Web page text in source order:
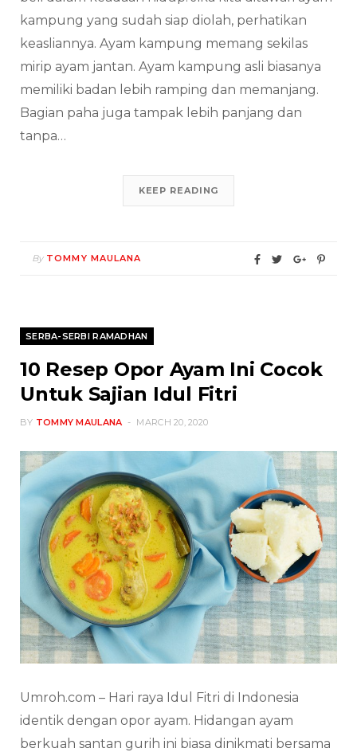
kampung yang sudah siap diolah, perhatikan
keasliannya. Ayam kampung memang sekilas
mirip ayam jantan. Ayam kampung asli biasanya
memiliki badan lebih ramping dan memanjang.
Bagian paha juga tampak lebih panjang dan
tanpa…
KEEP READING
By TOMMY MAULANA
SERBA-SERBI RAMADHAN
10 Resep Opor Ayam Ini Cocok
Untuk Sajian Idul Fitri
BY TOMMY MAULANA MARCH 20, 2020
Umroh.com – Hari raya Idul Fitri di Indonesia
identik dengan opor ayam. Hidangan ayam
berkuah santan gurih ini biasa dinikmati bersama